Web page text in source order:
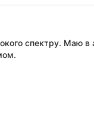
спектру. Маю